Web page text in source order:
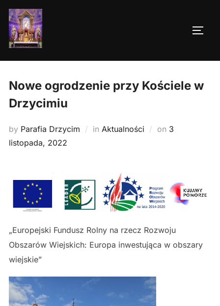
Skip
content
Nowe ogrodzenie przy Kościele w
Drzycimiu
by Parafia Drzycim in Aktualności on Posted
3
listopada, 2022
„Europejski Fundusz Rolny na rzecz Rozwoju
Obszarów Wiejskich: Europa inwestująca w obszary
wiejskie”